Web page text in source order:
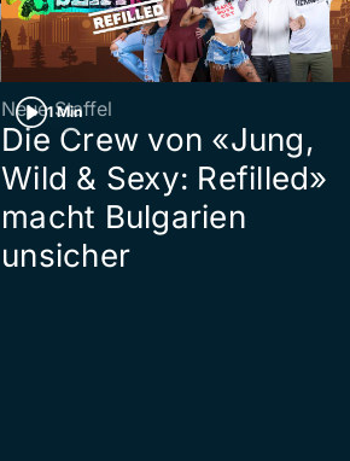
1 Min
Neue Staffel
Die Crew von «Jung,
Wild & Sexy: Refilled»
macht Bulgarien
unsicher